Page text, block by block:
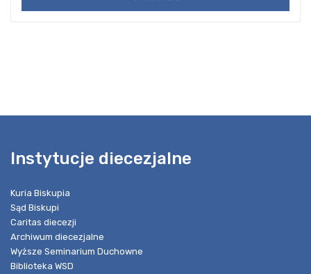
Instytucje diecezjalne
Kuria Biskupia
Sąd Biskupi
Caritas diecezji
Archiwum diecezjalne
Wyższe Seminarium Duchowne
Biblioteka WSD